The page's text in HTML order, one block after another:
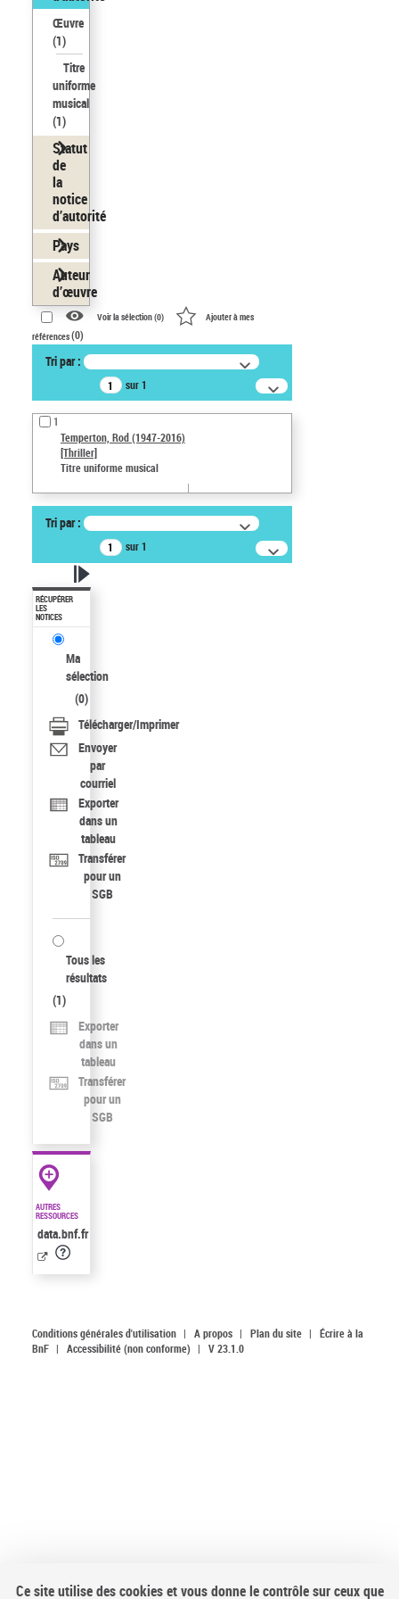
Œuvre
(1)
Titre
uniforme
musical
(1)
Statut
de
la
notice
d’autorité
Pays
Auteur
d’œuvre
Voir la sélection (0)
Ajouter à mes
références(0)
Tri par :
sur 1
1
Temperton, Rod (1947-2016)
[Thriller]
Titre uniforme musical
Tri par :
sur 1
RÉCUPÉRER
LES
NOTICES
Ma
sélection
(0)
Télécharger/Imprimer
Envoyer
par
courriel
Exporter
dans un
tableau
Transférer
pour un
SGB
Tous les
résultats
(1)
Exporter
dans un
tableau
Transférer
pour un
SGB
AUTRES
RESSOURCES
data.bnf.fr
Conditions générales d'utilisation | A propos | Plan du site |
Écrire à la
BnF | Accessibilité (non conforme) | V 23.1.0
Ce site utilise des cookies et vous donne le contrôle sur ceux que